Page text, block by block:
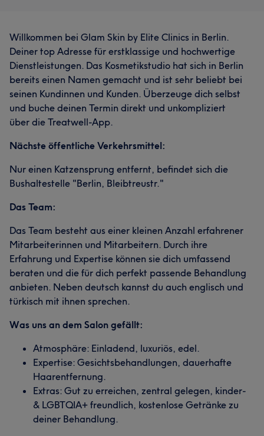
Willkommen bei Glam Skin by Elite Clinics in Berlin.
Deiner top Adresse für erstklassige und hochwertige
Dienstleistungen. Das Kosmetikstudio hat sich in Berlin
bereits einen Namen gemacht und ist sehr beliebt bei
seinen Kundinnen und Kunden. Überzeuge dich selbst
und buche deinen Termin direkt und unkompliziert
über die Treatwell-App.
Nächste öffentliche Verkehrsmittel:
Nur einen Katzensprung entfernt, befindet sich die
Bushaltestelle "Berlin, Bleibtreustr."
Das Team:
Das Team besteht aus einer kleinen Anzahl erfahrener
Mitarbeiterinnen und Mitarbeitern. Durch ihre
Erfahrung und Expertise können sie dich umfassend
beraten und die für dich perfekt passende Behandlung
anbieten. Neben deutsch kannst du auch englisch und
türkisch mit ihnen sprechen.
Was uns an dem Salon gefällt:
Atmosphäre: Einladend, luxuriös, edel.
Expertise: Gesichtsbehandlungen, dauerhafte
Haarentfernung.
Extras: Gut zu erreichen, zentral gelegen, kinder-
& LGBTQIA+ freundlich, kostenlose Getränke zu
deiner Behandlung.